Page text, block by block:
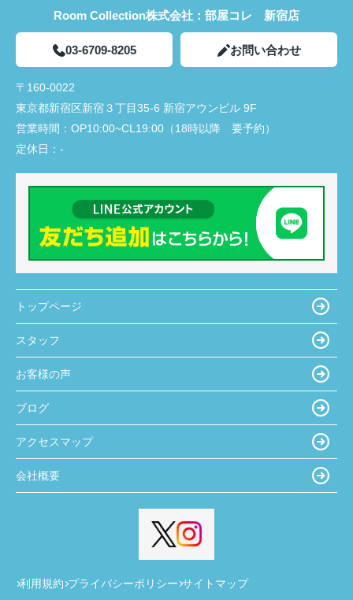
Room Collection株式会社：部屋コレ 新宿店
03-6709-8205 お問い合わせ
〒160-0022
東京都新宿区新宿３丁目35-6 新宿アウンビル 9F
営業時間： OP10:00~CL19:00（18時以降 要予約）
定休日： -
トップページ
スタッフ
お客様の声
ブログ
アクセスマップ
会社概要
利用規約 プライバシーポリシー サイトマップ